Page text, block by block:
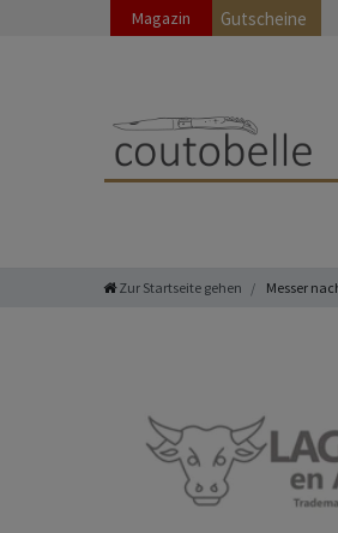
Gutscheine
Magazin
Zur Startseite gehen Messer